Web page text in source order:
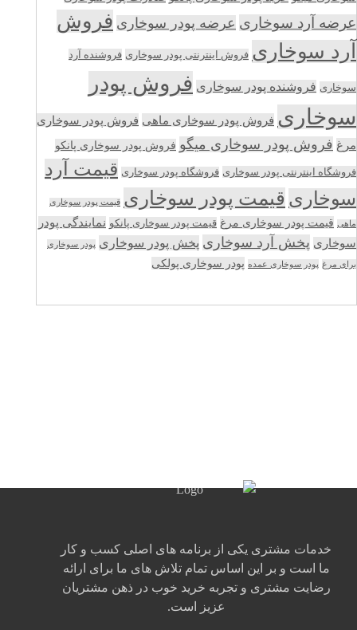
عرضه آرد سوخاری عرضه پودر سوخاری فروش
آرد سوخاری فروش اینترنتی پودر سوخاری فروشنده آرد
سوخاری فروشنده پودر سوخاری فروش پودر
سوخاری فروش پودر سوخاری ماهی فروش پودر سوخاری
مرغ فروش پودر سوخاری میگو فروش پودر سوخاری پانکو
فروشگاه اینترنتی پودر سوخاری فروشگاه پودر سوخاری قیمت آرد
سوخاری قیمت پودر سوخاری قیمت پودر سوخاری
ماهی قیمت پودر سوخاری مرغ قیمت پودر سوخاری پانکو نمایندگی پودر
سوخاری پخش آرد سوخاری پخش پودر سوخاری پودر سوخاری
برای مرغ پودر سوخاری عمده پودر سوخاری پولکی
خدمات مشتری یکی از برنامه های اصلی کسب و کار
ما است و بر این اساس تمام تلاش های ما برای ارائه
رضایت مشتری و تجربه خرید خوب در ذهن مشتریان
عزیز است.